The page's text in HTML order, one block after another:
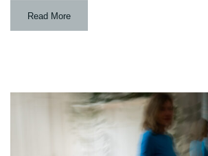
Read More